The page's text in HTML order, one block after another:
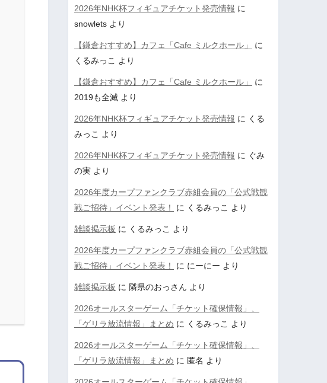
2026年NHK杯フィギュアチケット発売情報 に
snowlets より
【鎌倉おすすめ】カフェ「Cafe ミルクホール」
に
くるみっこ より
【鎌倉おすすめ】カフェ「Cafe ミルクホール」
に
2019も全滅 より
2026年NHK杯フィギュアチケット発売情報 に くる
みっこ より
2026年NHK杯フィギュアチケット発売情報 に ぐみ
の実 より
2026年度カープファンクラブ赤組会員の「公式戦観
戦ご招待」イベント発表！
に くるみっこ より
雑談掲示板 に くるみっこ より
2026年度カープファンクラブ赤組会員の「公式戦観
戦ご招待」イベント発表！
に にーにー より
雑談掲示板 に 隣県のおっさん より
2026オールスターゲーム「チケット確保情報」、
「ゲリラ放流情報」まとめ に くるみっこ より
2026オールスターゲーム「チケット確保情報」、
「ゲリラ放流情報」まとめ に 匿名 より